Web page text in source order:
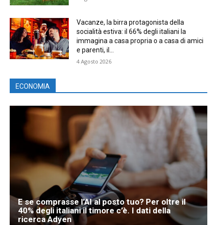
Vacanze, la birra protagonista della
socialità estiva: il 66% degli italiani la
immagina a casa propria o a casa di amici
e parenti, il...
4 Agosto 2026
ECONOMIA
E se comprasse l’AI al posto tuo? Per oltre il
40% degli italiani il timore c’è. I dati della
ricerca Adyen